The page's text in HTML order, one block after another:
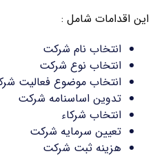
این اقدامات شامل :
انتخاب نام شرکت
انتخاب نوع شرکت
انتخاب موضوع فعالیت
تدوین اساسنامه شرکت
انتخاب شرکاء
تعیین سرمایه شرکت
هزینه ثبت شرکت